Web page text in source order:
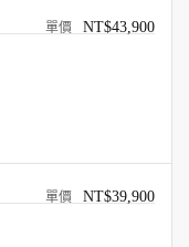
NT$43,900
NT$39,900